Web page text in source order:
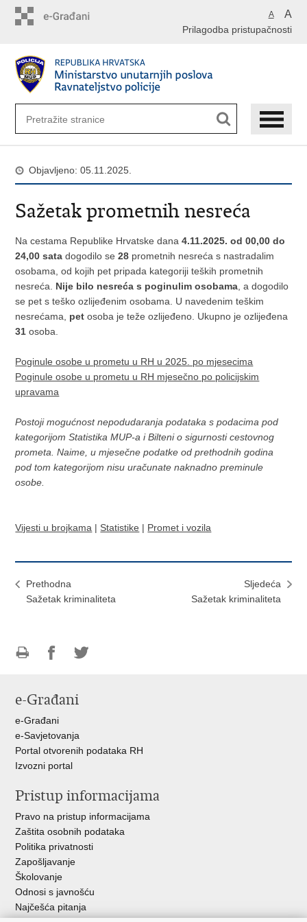
A A
Prilagodba pristupačnosti
Objavljeno: 05.11.2025.
Sažetak prometnih nesreća
Na cestama Republike Hrvatske dana 4.11.2025. od 00,00 do
24,00 satadogodilo se28 prometnih nesreća s nastradalim
osobama, od kojih pet pripada kategoriji teških prometnih
nesreća. Nije bilo nesreća s poginulim osobama , a dogodilo
se pet s teško ozlijeđenim osobama. U navedenim teškim
nesrećama, pet osoba je teže ozlijeđeno. Ukupno je ozlijeđena
31 osoba.
Poginule osobe u prometu u RH u 2025. po mjesecima
Poginule osobe u prometu u RH mjesečno po policijskim
upravama
Postoji mogućnost nepodudaranja podataka s podacima pod
kategorijom Statistika MUP-a i Bilteni o sigurnosti cestovnog
prometa. Naime, u mjesečne podatke od prethodnih godina
pod tom kategorijom nisu uračunate naknadno preminule
osobe.
Vijesti u brojkama | Statistike | Promet i vozila
Prethodna
Sažetak kriminaliteta
Sljedeća
Sažetak kriminaliteta
FacebookuTwitteru
e-Građani
e-Građani
e-Savjetovanja
Portal otvorenih podataka RH
Izvozni portal
Pristup informacijama
Pravo na pristup informacijama
Zaštita osobnih podataka
Politika privatnosti
Zapošljavanje
Školovanje
Odnosi s javnošću
Najčešća pitanja